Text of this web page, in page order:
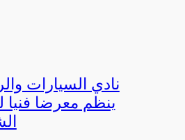
نادي السيارات
ينظم معرضا